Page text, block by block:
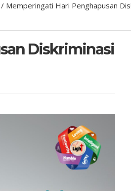
/ Memperingati Hari Penghapusan
Diskriminasi